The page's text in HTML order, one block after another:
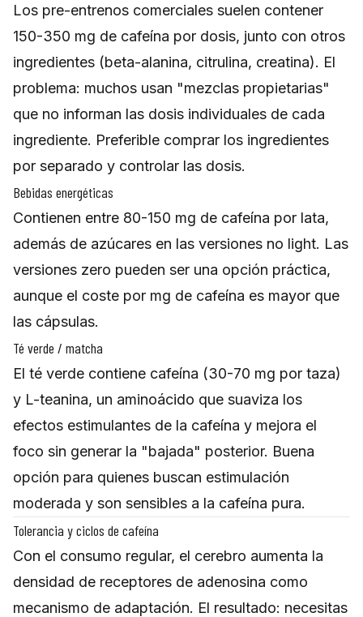
Los pre-entrenos comerciales suelen contener
150-350 mg de cafeína por dosis, junto con otros
ingredientes (beta-alanina, citrulina, creatina). El
problema: muchos usan "mezclas propietarias"
que no informan las dosis individuales de cada
ingrediente. Preferible comprar los ingredientes
por separado y controlar las dosis.
Bebidas energéticas
Contienen entre 80-150 mg de cafeína por lata,
además de azúcares en las versiones no light. Las
versiones zero pueden ser una opción práctica,
aunque el coste por mg de cafeína es mayor que
las cápsulas.
Té verde / matcha
El té verde contiene cafeína (30-70 mg por taza)
y L-teanina, un aminoácido que suaviza los
efectos estimulantes de la cafeína y mejora el
foco sin generar la "bajada" posterior. Buena
opción para quienes buscan estimulación
moderada y son sensibles a la cafeína pura.
Tolerancia y ciclos de cafeína
Con el consumo regular, el cerebro aumenta la
densidad de receptores de adenosina como
mecanismo de adaptación. El resultado: necesitas